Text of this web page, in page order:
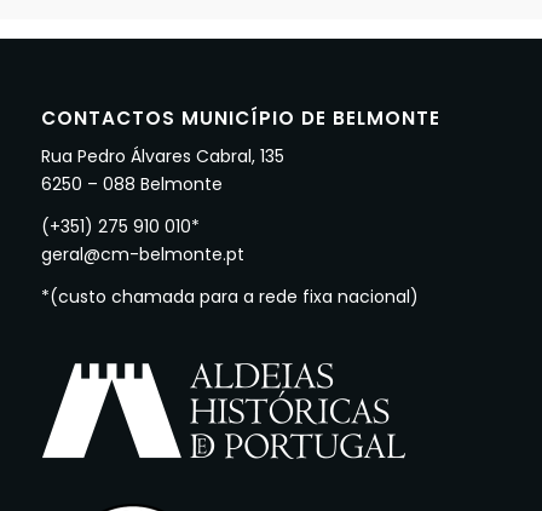
CONTACTOS MUNICÍPIO DE BELMONTE
Rua Pedro Álvares Cabral, 135
6250 – 088 Belmonte
(+351) 275 910 010*
geral@cm-belmonte.pt
*(custo chamada para a rede fixa nacional)